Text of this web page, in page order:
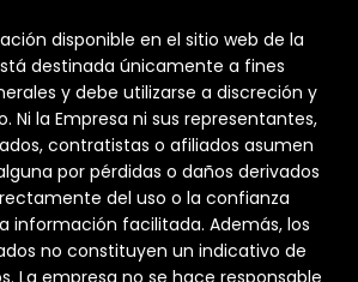
disponible en el sitio web de la
destinada únicamente a fines
y debe utilizarse a discreción y
Ni la Empresa ni sus representantes,
contratistas o afiliados asumen
por pérdidas o daños derivados
del uso o la confianza
información facilitada. Además, los
no constituyen un indicativo de
La empresa no se hace responsable